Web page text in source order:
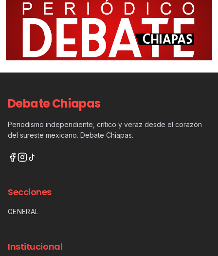
Debate Chiapas
Periodismo independiente, crítico y veraz desde el corazón
del sureste mexicano. Debate Chiapas.
Secciones
GENERAL
Institucional